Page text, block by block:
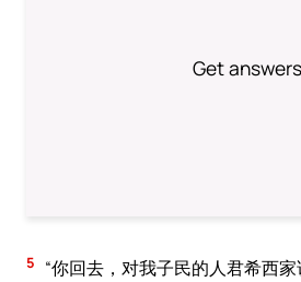
Get
5
“你回去，对我子民的人君希西